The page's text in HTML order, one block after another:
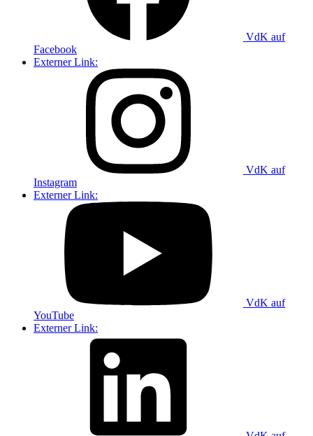
VdK auf
Facebook
Externer Link:
VdK auf
Instagram
Externer Link:
VdK auf
YouTube
Externer Link: